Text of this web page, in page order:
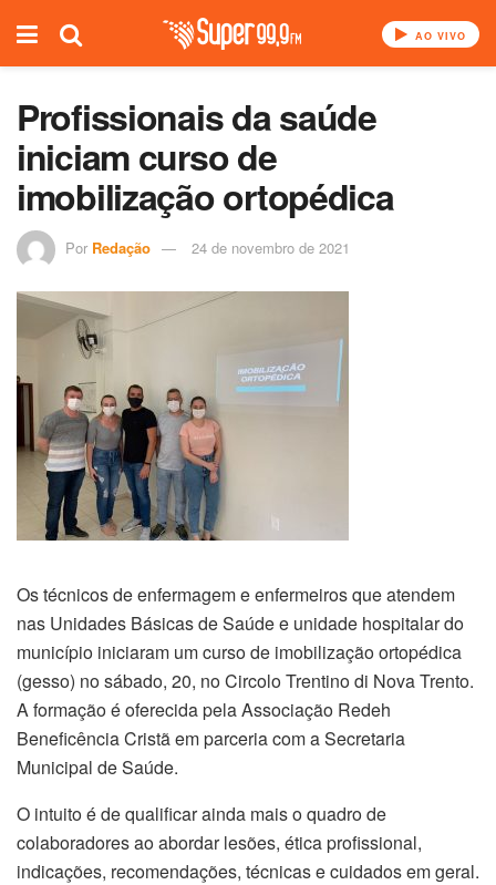
AO VIVO
Profissionais da saúde
iniciam curso de
imobilização ortopédica
Por Redação 24 de novembro de 2021
Os técnicos de enfermagem e enfermeiros que atendem
nas Unidades Básicas de Saúde e unidade hospitalar do
município iniciaram um curso de imobilização ortopédica
(gesso) no sábado, 20, no Circolo Trentino di Nova Trento.
A formação é oferecida pela Associação Redeh
Beneficência Cristã em parceria com a Secretaria
Municipal de Saúde.
O intuito é de qualificar ainda mais o quadro de
colaboradores ao abordar lesões, ética profissional,
indicações, recomendações, técnicas e cuidados em geral.